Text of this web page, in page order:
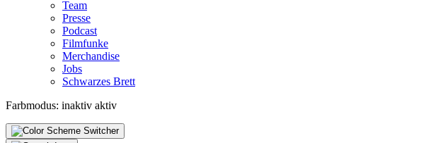
Team
Pres­se
Pod­cast
Film­fun­ke
Mer­chan­di­se
Jobs
Schwar­zes Brett
Farbmodus: inaktiv aktiv